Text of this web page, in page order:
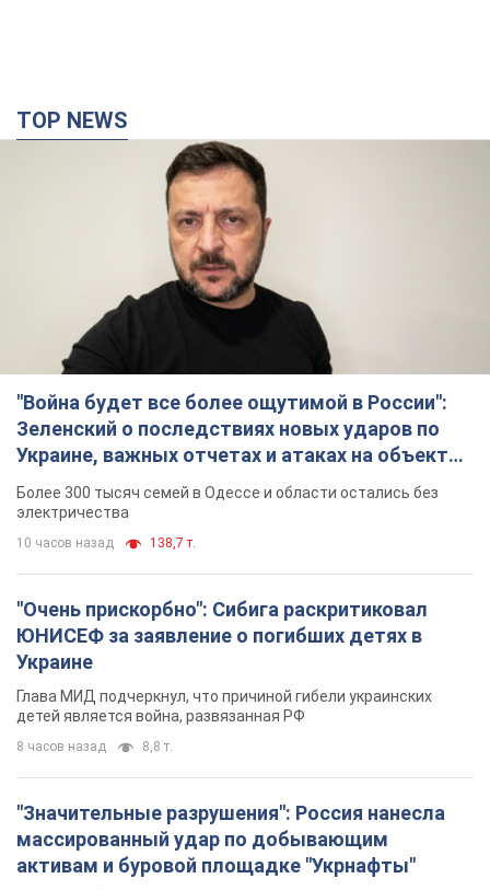
TOP NEWS
"Война будет все более ощутимой в России":
Зеленский о последствиях новых ударов по
Украине, важных отчетах и атаках на объекты
противника. Видео
Более 300 тысяч семей в Одессе и области остались без
электричества
10 часов назад 138,7 т.
"Очень прискорбно": Сибига раскритиковал
ЮНИСЕФ за заявление о погибших детях в
Украине
Глава МИД подчеркнул, что причиной гибели украинских
детей является война, развязанная РФ
8 часов назад 8,8 т.
"Значительные разрушения": Россия нанесла
массированный удар по добывающим
активам и буровой площадке "Укрнафты"